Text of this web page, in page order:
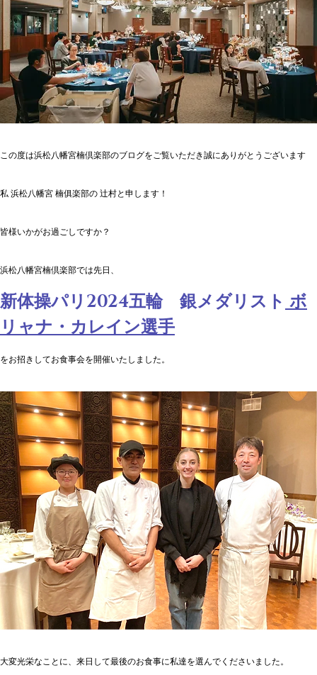
この度は浜松八幡宮楠倶楽部のブログをご覧いただき誠にありがとうございます
私 浜松八幡宮 楠俱楽部の 辻村と申します！
皆様いかがお過ごしですか？
浜松八幡宮楠倶楽部では先日、
新体操パリ2024五輪　銀メダリスト ボ
リャナ・カレイン選手
をお招きしてお食事会を開催いたしました。
大変光栄なことに、来日して最後のお食事に私達を選んでくださいました。